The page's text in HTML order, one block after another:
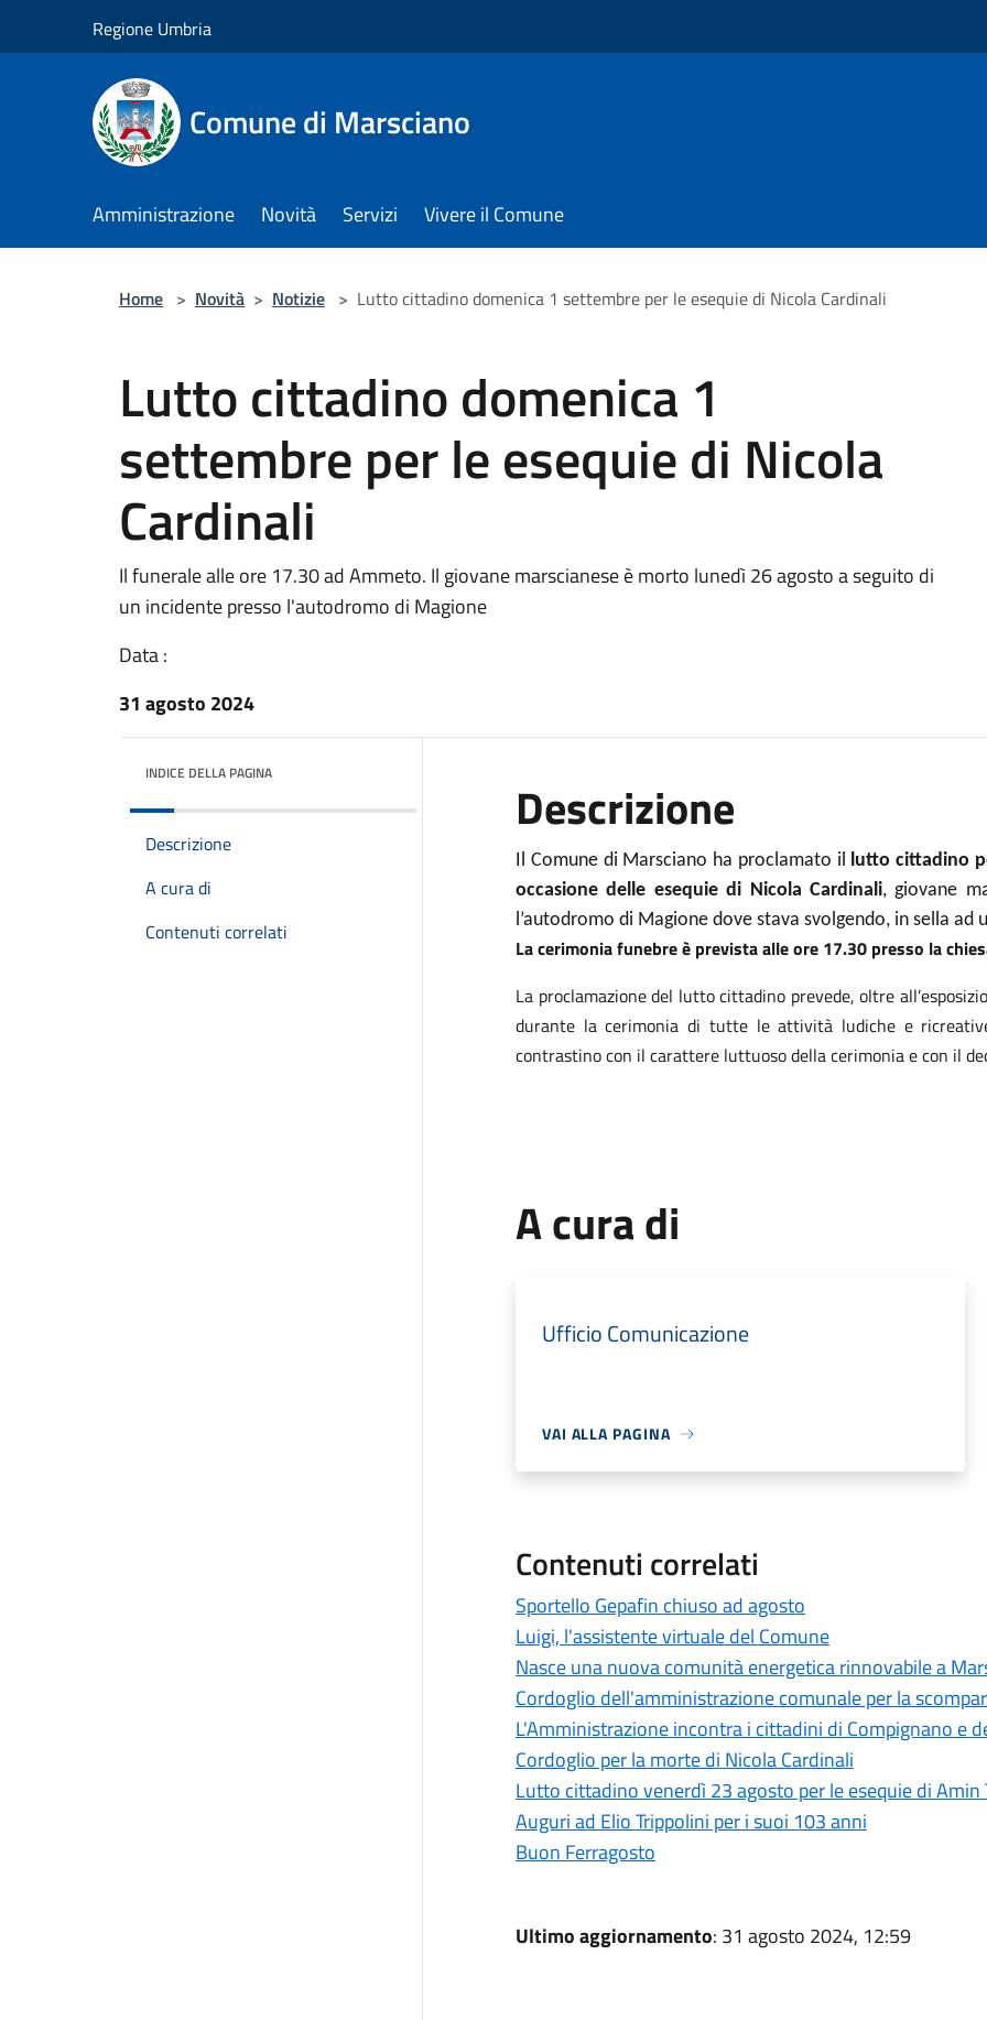
Regione Umbria
Comune di Marsciano
Amministrazione Novità Servizi Vivere il Comune
Home > Novità > Notizie > Lutto cittadino domenica 1 settembre per le esequie di Nicola Cardinali
Lutto cittadino domenica 1
settembre per le esequie di Nicola
Cardinali
Il funerale alle ore 17.30 ad Ammeto. Il giovane marscianese è morto lunedì 26 agosto a seguito di
un incidente presso l'autodromo di Magione
Data :
31 agosto 2024
INDICE DELLA PAGINA
Descrizione
A cura di
Contenuti correlati
Descrizione
Il Comune di Marsciano ha proclamato il lutto cittadino
occasione delle esequie di Nicola Cardinali, giovane
l’autodromo di Magione dove stava svolgendo, in sella
La cerimonia funebre è prevista alle ore 17.30 presso la
La proclamazione del lutto cittadino prevede, oltre
durante la cerimonia di tutte le attività ludiche e
contrastino con il carattere luttuoso della cerimonia e con il
A cura di
Ufficio Comunicazione
VAI ALLA PAGINA
Contenuti correlati
Sportello Gepafin chiuso ad agosto
Luigi, l'assistente virtuale del Comune
Nasce una nuova comunità energetica rinnovabile a
Cordoglio dell'amministrazione comunale per la
L'Amministrazione incontra i cittadini di Compignano e
Cordoglio per la morte di Nicola Cardinali
Lutto cittadino venerdì 23 agosto per le esequie di Amin
Auguri ad Elio Trippolini per i suoi 103 anni
Buon Ferragosto
Ultimo aggiornamento: 31 agosto 2024, 12:59